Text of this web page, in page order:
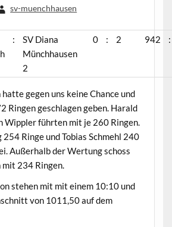
sv-muenchhausen
:
SV Diana
Münchhausen
2
0 : 2 942 :
gegen uns keine Chance und
Ringen geschlagen geben. Harald
Wippler führten mit je 260 Ringen.
Ringe und Tobias Schmehl 240
Außerhalb der Wertung schoss
234 Ringen.
stehen mit mit einem 10:10 und
von 1011,50 auf dem